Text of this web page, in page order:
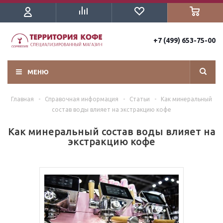
+7 (499) 653-75-00
МЕНЮ
Главная - Справочная информация - Статьи -
Как минеральный
состав воды влияет на экстракцию кофе
Как минеральный состав воды влияет на
экстракцию кофе